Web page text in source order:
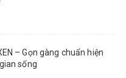
– Gọn gàng chuẩn hiện
sống